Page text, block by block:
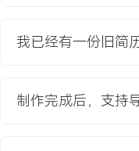
项目业绩：
2.统一自动化框架覆盖
我已经有一份旧简
制作完成后，支持